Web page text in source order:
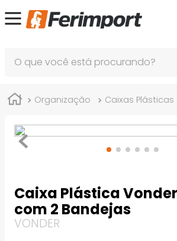
Organização Caixas Plásticas
Caixa Plástica Vonder
com 2 Bandejas
VONDER